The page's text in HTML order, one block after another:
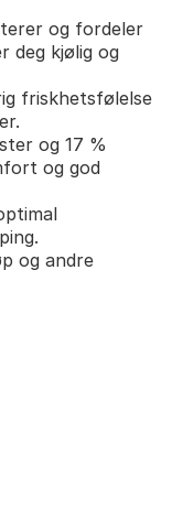
og fordeler
deg kjølig og
friskhetsfølelse
og 17 %
og god
og andre
din vanlige